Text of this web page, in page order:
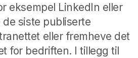
eksempel LinkedIn eller
de siste publiserte
eller fremheve det
for bedriften. I tillegg til